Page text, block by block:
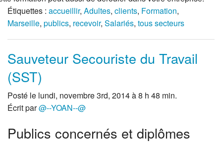
Étiquettes : accueillir, Adultes, clients, Formation,
Marseille, publics, recevoir, Salariés, tous secteurs
Sauveteur Secouriste du Travail
(SST)
Posté le lundi, novembre 3rd, 2014 à 8 h 48 min.
Écrit par@--YOAN--@
Publics concernés et diplômes